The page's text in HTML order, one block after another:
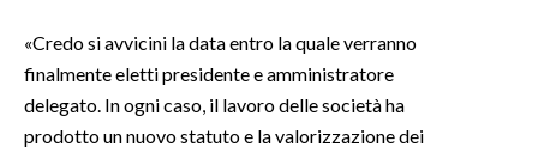
«Credo si avvicini la data entro la quale verranno
finalmente eletti presidente e amministratore
delegato. In ogni caso, il lavoro delle società ha
prodotto un nuovo statuto e la valorizzazione dei